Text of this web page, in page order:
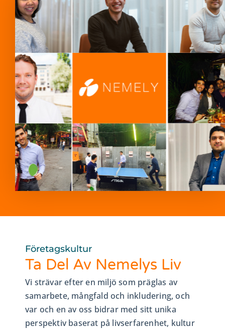
Företagskultur
Ta Del Av Nemelys Liv
Vi strävar efter en miljö som präglas av
samarbete, mångfald och inkludering, och
var och en av oss bidrar med sitt unika
perspektiv baserat på livserfarenhet, kultur